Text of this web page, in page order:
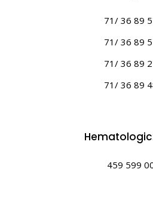
71/ 36 89
71/ 36 89
71/ 36 89
71/ 36 89
459 599